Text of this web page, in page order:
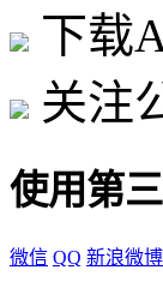
下载
关注
使用第
微信 QQ 新浪微博